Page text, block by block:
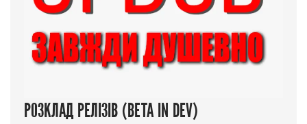
РОЗКЛАД РЕЛІЗІВ (BETA IN DEV)